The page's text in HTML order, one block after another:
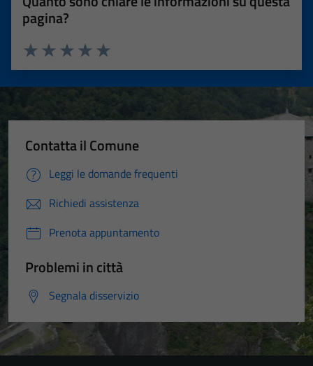
pagina?
Valuta 5 stelle su 5
Valuta 4 stelle su 5
Valuta 3 stelle su 5
Valuta 2 stelle su 5
Valuta 1 stelle su 5
Contatta il Comune
Leggi le domande frequenti
Richiedi assistenza
Prenota appuntamento
Problemi in città
Segnala disservizio